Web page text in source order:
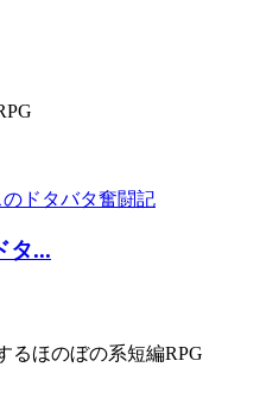
タ...
るほのぼの系短編RPG